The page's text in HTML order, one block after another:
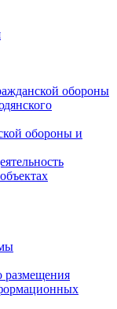
обороны
обороны и
размещения